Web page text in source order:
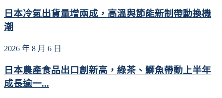
日本冷氣出貨量增兩成，高溫與節能新制帶動換機
潮
2026 年 8 月 6 日
日本農產食品出口創新高，綠茶、鰤魚帶動上半年
成長逾一...